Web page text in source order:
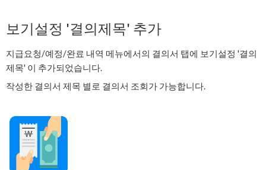
보기설정 '결의제목' 추가
지급요청/예정/완료 내역 메뉴에서의 결의서 탭에 보기설정 '결의
제목' 이 추가되었습니다.
작성한 결의서 제목 별로 결의서 조회가 가능합니다.